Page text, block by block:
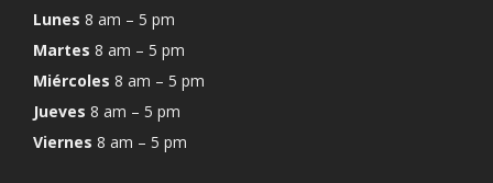
Lunes 8 am – 5 pm
Martes 8 am – 5 pm
Miércoles 8 am – 5 pm
Jueves 8 am – 5 pm
Viernes 8 am – 5 pm